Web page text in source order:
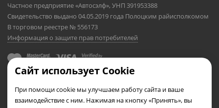
Частное предприятие «Автосэлф», УНП 391953388
Свидетельство выдано 04.05.2019 года Полоцким райисполкомом
В торговом реестре № 556173
Информация о защите прав потребителей
Сайт использует Cookie
При помощи cookie мы улучшаем работу сайта и ваше
взаимодействие с ним. Нажимая на кнопку «Принять», вы